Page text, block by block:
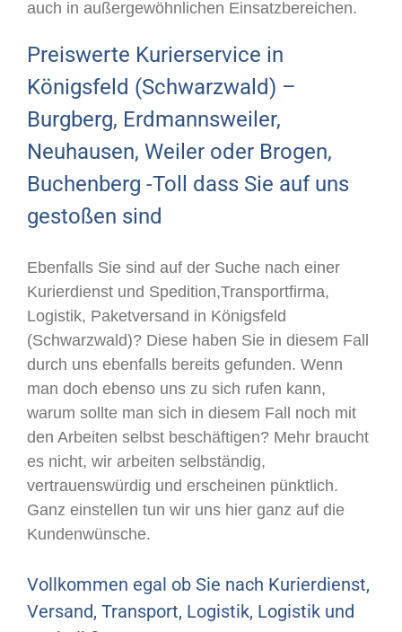
auch in außergewöhnlichen Einsatzbereichen.
Preiswerte Kurierservice in
Königsfeld (Schwarzwald) –
Burgberg, Erdmannsweiler,
Neuhausen, Weiler oder Brogen,
Buchenberg -Toll dass Sie auf uns
gestoßen sind
Ebenfalls Sie sind auf der Suche nach einer
Kurierdienst und Spedition,Transportfirma,
Logistik, Paketversand in Königsfeld
(Schwarzwald)? Diese haben Sie in diesem Fall
durch uns ebenfalls bereits gefunden. Wenn
man doch ebenso uns zu sich rufen kann,
warum sollte man sich in diesem Fall noch mit
den Arbeiten selbst beschäftigen? Mehr braucht
es nicht, wir arbeiten selbständig,
vertrauenswürdig und erscheinen pünktlich.
Ganz einstellen tun wir uns hier ganz auf die
Kundenwünsche.
Vollkommen egal ob Sie nach Kurierdienst,
Versand, Transport, Logistik, Logistik und